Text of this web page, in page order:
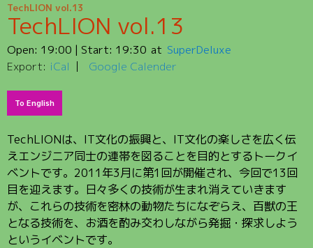
TechLION vol.13
TechLION vol.13
Open: 19:00 | Start: 19:30
SuperDeluxe
Export: iCal Google Calender
To English
TechLIONは、IT文化の振興と、IT文化の楽しさを広く伝
えエンジニア同士の連帯を図ることを目的とするトークイ
ベントです。2011年3月に第1回が開催され、今回で13回
目を迎えます。日々多くの技術が生まれ消えていきます
が、これらの技術を密林の動物たちになぞらえ、百獣の王
となる技術を、お酒を酌み交わしながら発掘・探求しよう
というイベントです。